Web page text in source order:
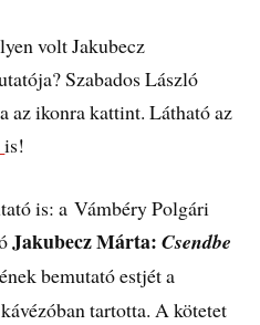
volt Jakubecz
Szabados László
az ikonra kattint. Látható az
is!
is: a Vámbéry Polgári
Jakubecz Márta:Csendbe
bemutató estjét a
tartotta. A kötetet